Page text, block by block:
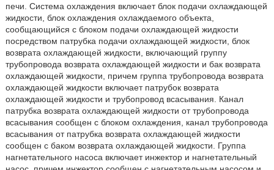
печи. Система охлаждения включает блок подачи охлаждающей
жидкости, блок охлаждения охлаждаемого объекта,
сообщающийся с блоком подачи охлаждающей жидкости
посредством патрубка подачи охлаждающей жидкости, блок
возврата охлаждающей жидкости, включающий группу
трубопровода возврата охлаждающей жидкости и бак возврата
охлаждающей жидкости, причем группа трубопровода возврата
охлаждающей жидкости включает патрубок возврата
охлаждающей жидкости и трубопровод всасывания. Канал
патрубка возврата охлаждающей жидкости от трубопровода
всасывания сообщен с блоком охлаждения, канал трубопровода
всасывания от патрубка возврата охлаждающей жидкости
сообщен с баком возврата охлаждающей жидкости. Группа
нагнетательного насоса включает инжектор и нагнетательный